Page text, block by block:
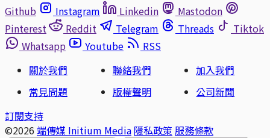
Github
Instagram Linkedin
Mastodon
Pinterest
Reddit Telegram Threads
Tiktok
Whatsapp
Youtube
RSS
關於我們
聯絡我們
加入我們
常見問題
版權聲明
公司新聞
訂閱支持
©2026 端傳媒 Initium Media 隱私政策 服務條款